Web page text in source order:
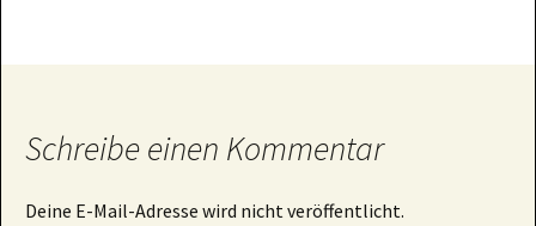
Schreibe einen Kommentar
Deine E-Mail-Adresse wird nicht veröffentlicht.